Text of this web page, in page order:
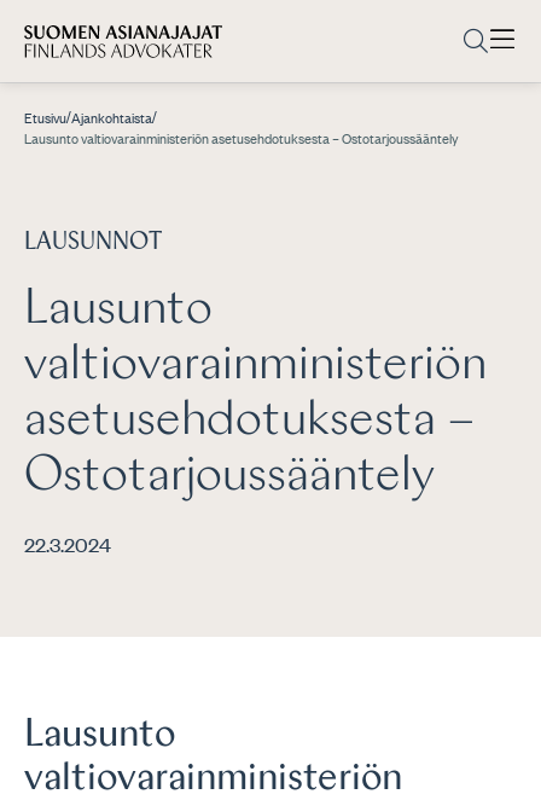
Etusivu/Ajankohtaista/
Lausunto valtiovarainministeriön asetusehdotuksesta – Ostotarjoussääntely
LAUSUNNOT
Lausunto
valtiovarainministeriön
asetusehdotuksesta –
Ostotarjoussääntely
22.3.2024
Lausunto
valtiovarainministeriön